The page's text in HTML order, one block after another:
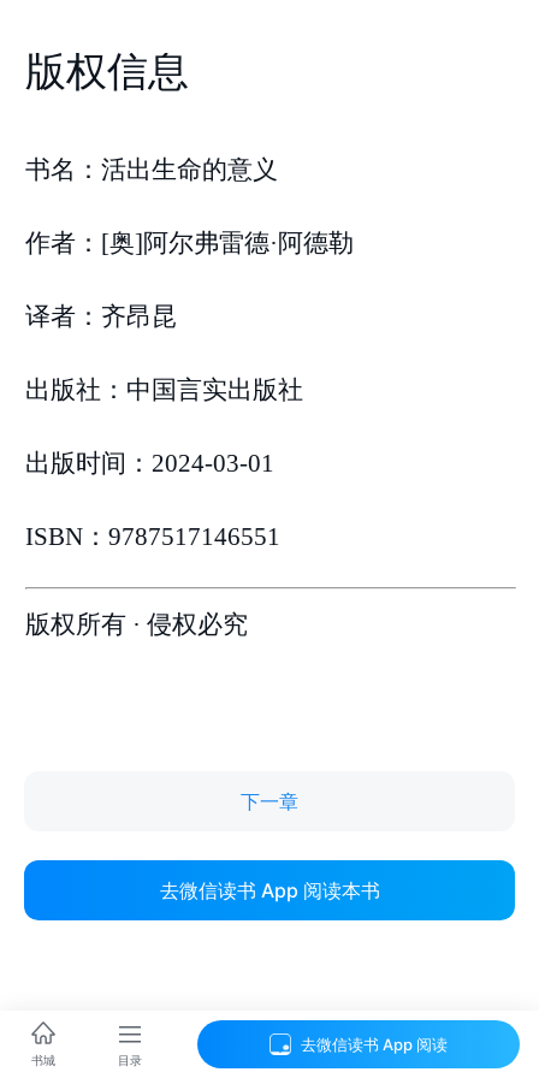
下一章
去微信读书 App 阅读本书
书城 目录
去微信读书 App 阅读